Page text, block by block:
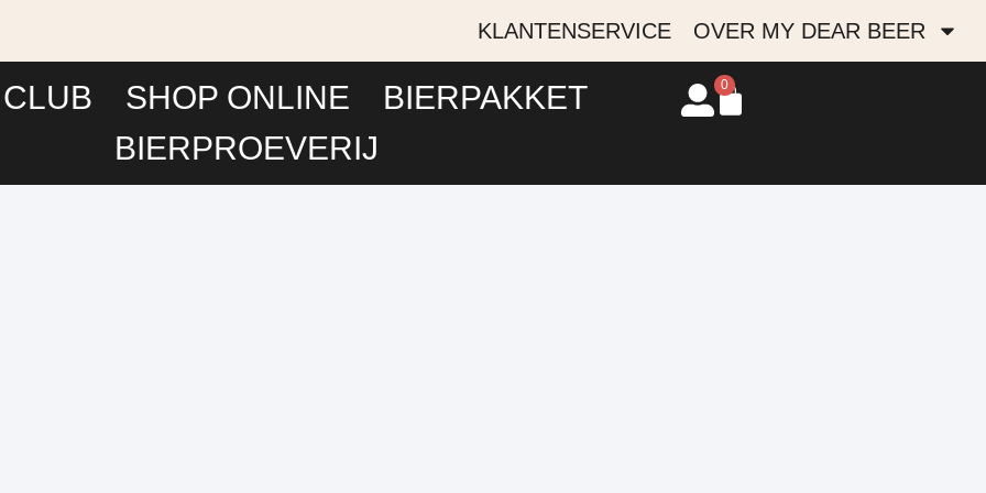
KLANTENSERVICE OVER MY DEAR BEER
SHOP ONLINE
BIERPAKKET
BIERPROEVERIJ
0